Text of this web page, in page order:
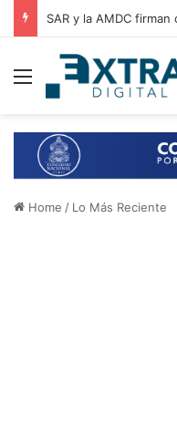
Menu
Home / Lo Más Reciente